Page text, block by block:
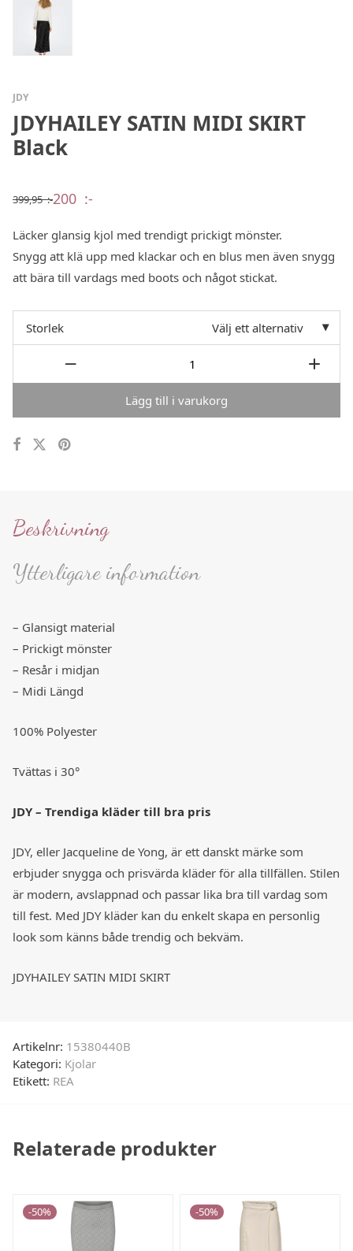
JDY
JDYHAILEY SATIN MIDI SKIRT
Black
399,95:-
Det
var:
399,95 :-.
200 :-
Det
är:
200 :-.
Läcker glansig kjol med trendigt prickigt mönster.
Snygg att klä upp med klackar och en blus men även snygg
att bära till vardags med boots och något stickat.
Storlek Välj ett alternativ
Lägg till i varukorg
Beskrivning
Ytterligare information
– Glansigt material
– Prickigt mönster
– Resår i midjan
– Midi Längd
100% Polyester
Tvättas i 30°
JDY – Trendiga kläder till bra pris
JDY, eller Jacqueline de Yong, är ett danskt märke som
erbjuder snygga och prisvärda kläder för alla tillfällen. Stilen
är modern, avslappnad och passar lika bra till vardag som
till fest. Med JDY kläder kan du enkelt skapa en personlig
look som känns både trendig och bekväm.
JDYHAILEY SATIN MIDI SKIRT
Artikelnr: 15380440B
Kategori: Kjolar
Etikett: REA
Relaterade produkter
-50% -50%